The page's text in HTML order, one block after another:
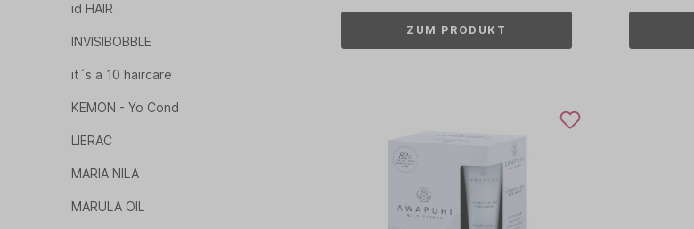
id HAIR
INVISIBOBBLE
it´s a 10 haircare
KEMON - Yo Cond
LIERAC
MARIA NILA
MARULA OIL
ZUM PRODUKT